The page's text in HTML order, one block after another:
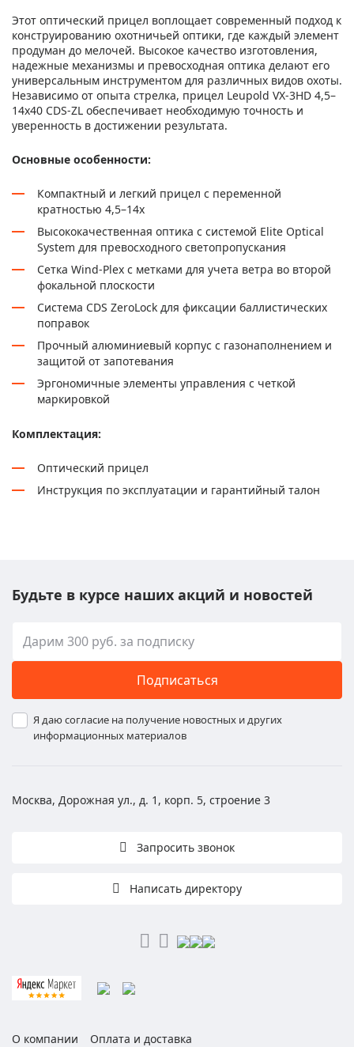
Этот оптический прицел воплощает современный подход к
конструированию охотничьей оптики, где каждый элемент
продуман до мелочей. Высокое качество изготовления,
надежные механизмы и превосходная оптика делают его
универсальным инструментом для различных видов охоты.
Независимо от опыта стрелка, прицел Leupold VX-3HD 4,5–
14x40 CDS-ZL обеспечивает необходимую точность и
уверенность в достижении результата.
Основные особенности:
Компактный и легкий прицел с переменной
кратностью 4,5–14х
Высококачественная оптика с системой Elite Optical
System для превосходного светопропускания
Сетка Wind-Plex с метками для учета ветра во второй
фокальной плоскости
Система CDS ZeroLock для фиксации баллистических
поправок
Прочный алюминиевый корпус с газонаполнением и
защитой от запотевания
Эргономичные элементы управления с четкой
маркировкой
Комплектация:
Оптический прицел
Инструкция по эксплуатации и гарантийный талон
Будьте в курсе наших акций и новостей
Подписаться
Я даю согласие на получение новостных и других
информационных материалов
Москва, Дорожная ул., д. 1, корп. 5, строение 3
Запросить звонок
Написать директору
О компании Оплата и доставка